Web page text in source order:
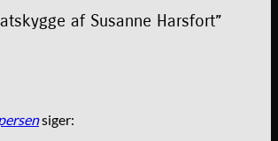
af Susanne Harsfort”
siger: